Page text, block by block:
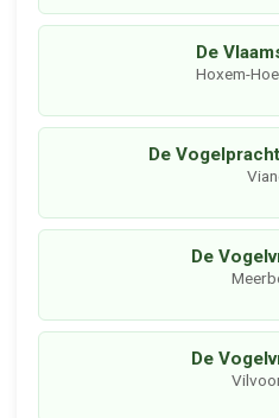
De
Hoxem-
De
De
De